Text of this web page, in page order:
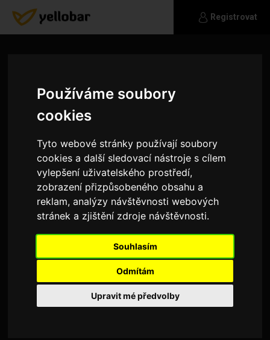
Používáme soubory
cookies
Tyto webové stránky používají soubory
cookies a další sledovací nástroje s cílem
vylepšení uživatelského prostředí,
zobrazení přizpůsobeného obsahu a
reklam, analýzy návštěvnosti webových
stránek a zjištění zdroje návštěvnosti.
Souhlasím
Odmítám
Upravit mé předvolby
Registrovat
Danielhanus
ja bych na tobě zkoušel bublinové krkání ale
musela bys pozdřid vsechny prostředky z
kuchyně kromě těch jedovatých ty nebudeš
vůbec pýt neboj budu vědět jak vznikne pěnitost
a kdykoliv řekneš budu připravený na sex